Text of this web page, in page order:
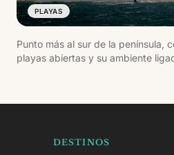
PLAYAS
Punto más al sur de la península,
playas abiertas y su ambiente
DESTINOS